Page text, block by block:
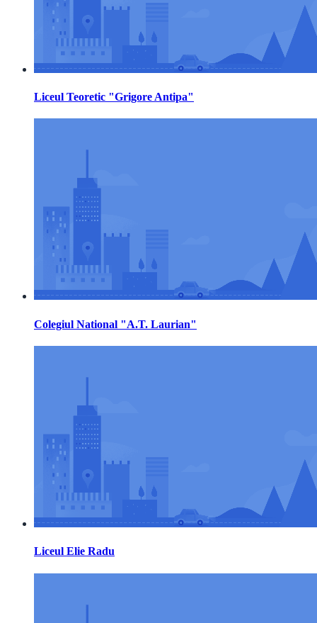
Liceul Teoretic "Grigore Antipa"
Colegiul National "A.T. Laurian"
Liceul Elie Radu